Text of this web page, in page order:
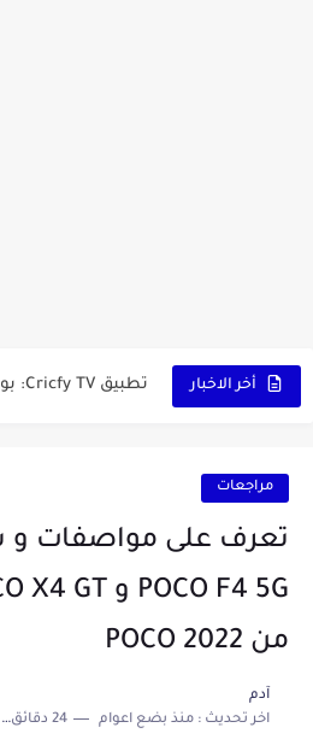
أخر الاخبار
مراجعات
تعرف على مواصفات
من POCO 2022
آدم
اخر تحديث :منذ بضع اعوام 24 دقائق للقراءة